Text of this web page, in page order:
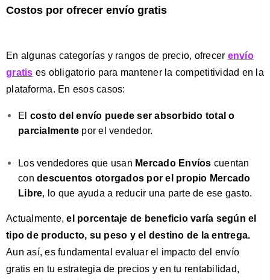
Costos por ofrecer envío gratis
En algunas categorías y rangos de precio, ofrecer envío
gratis es obligatorio para mantener la competitividad en la
plataforma. En esos casos:
El costo del envío puede ser absorbido total o
parcialmente por el vendedor.
Los vendedores que usan Mercado Envíos cuentan
con descuentos otorgados por el propio Mercado
Libre, lo que ayuda a reducir una parte de ese gasto.
Actualmente,el porcentaje de beneficio varía según el
tipo de producto, su peso y el destino de la entrega.
Aun así, es fundamental evaluar el impacto del envío
gratis en tu estrategia de precios y en tu rentabilidad,